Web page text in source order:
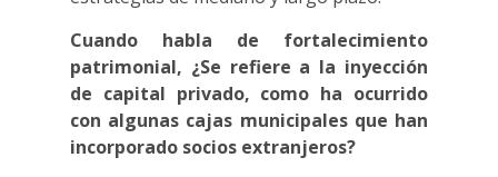
Cuando habla de fortalecimiento
patrimonial, ¿Se refiere a la inyección
de capital privado, como ha ocurrido
con algunas cajas municipales que han
incorporado socios extranjeros?